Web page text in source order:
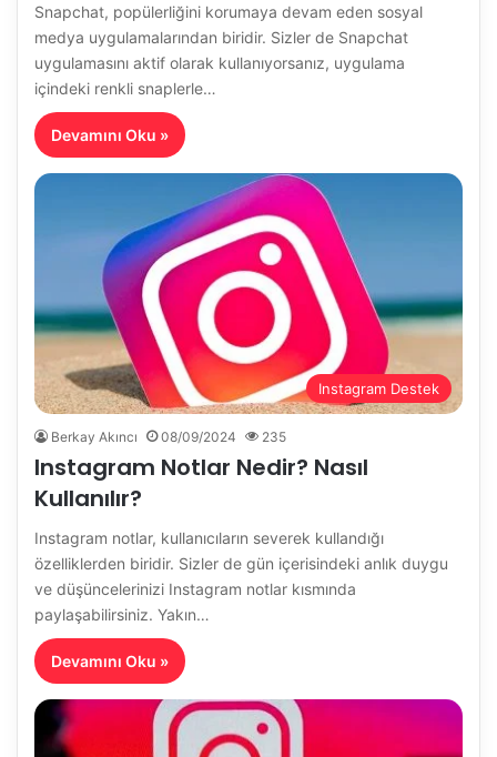
Snapchat, popülerliğini korumaya devam eden sosyal
medya uygulamalarından biridir. Sizler de Snapchat
uygulamasını aktif olarak kullanıyorsanız, uygulama
içindeki renkli snaplerle…
Devamını Oku »
Instagram Destek
Berkay Akıncı 08/09/2024 235
Instagram Notlar Nedir? Nasıl
Kullanılır?
Instagram notlar, kullanıcıların severek kullandığı
özelliklerden biridir. Sizler de gün içerisindeki anlık duygu
ve düşüncelerinizi Instagram notlar kısmında
paylaşabilirsiniz. Yakın…
Devamını Oku »